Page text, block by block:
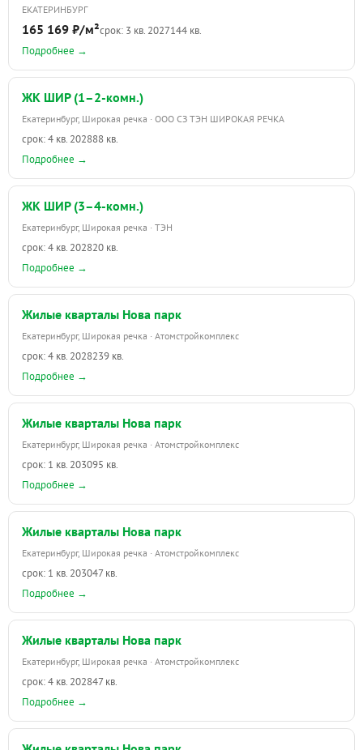
ЕКАТЕРИНБУРГ
165 169 ₽/м²срок: 3 кв. 2027144 кв.
Подробнее →
ЖК ШИР (1–2-комн.)
Екатеринбург, Широкая речка · ООО СЗ ТЭН ШИРОКАЯ РЕЧКА
срок: 4 кв. 202888 кв.
Подробнее →
ЖК ШИР (3–4-комн.)
Екатеринбург, Широкая речка · ТЭН
срок: 4 кв. 202820 кв.
Подробнее →
Жилые кварталы Нова парк
Екатеринбург, Широкая речка · Атомстройкомплекс
срок: 4 кв. 2028239 кв.
Подробнее →
Жилые кварталы Нова парк
Екатеринбург, Широкая речка · Атомстройкомплекс
срок: 1 кв. 203095 кв.
Подробнее →
Жилые кварталы Нова парк
Екатеринбург, Широкая речка · Атомстройкомплекс
срок: 1 кв. 203047 кв.
Подробнее →
Жилые кварталы Нова парк
Екатеринбург, Широкая речка · Атомстройкомплекс
срок: 4 кв. 202847 кв.
Подробнее →